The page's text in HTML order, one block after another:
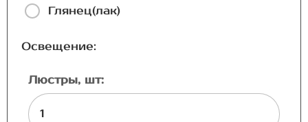
Глянец(лак)
Освещение:
Люстры, шт: